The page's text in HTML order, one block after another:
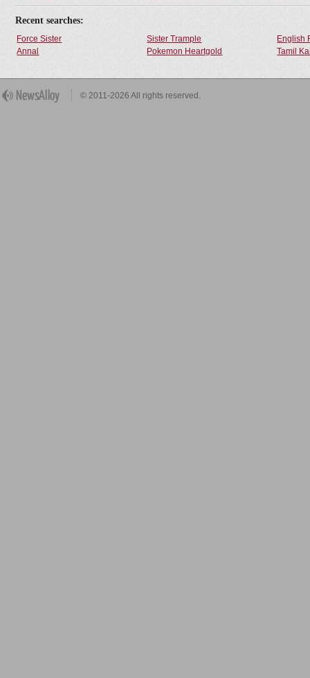
Recent searches:
Force Sister Sister Trample
English
Annal
Pokemon Heartgold Tamil
© 2011-2026 All rights reserved.